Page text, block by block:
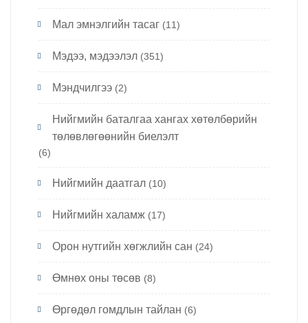
Мал эмнэлгийн тасаг (11)
Мэдээ, мэдээлэл (351)
Мэндчилгээ (2)
Нийгмийн баталгаа хангах хөтөлбөрийн
төлөвлөгөөнийн биелэлт
(6)
Нийгмийн даатгал (10)
Нийгмийн халамж (17)
Орон нутгийн хөгжлийн сан (24)
Өмнөх оны төсөв (8)
Өргөдөл гомдлын тайлан (6)